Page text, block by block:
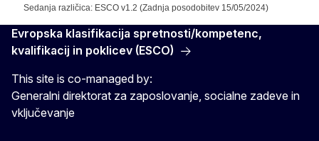
Sedanja različica: ESCO v1.2 (Zadnja posodobitev 15/05/2024)
Evropska klasifikacija spretnosti/kompetenc,
kvalifikacij in poklicev (ESCO)
This site is co-managed by:
Generalni direktorat za zaposlovanje, socialne zadeve in
vključevanje